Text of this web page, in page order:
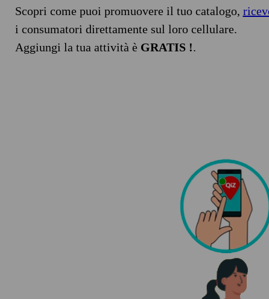
Scopri come puoi promuovere il tuo catalogo,
i consumatori direttamente sul loro cellulare.
Aggiungi la tua attività è GRATIS !.